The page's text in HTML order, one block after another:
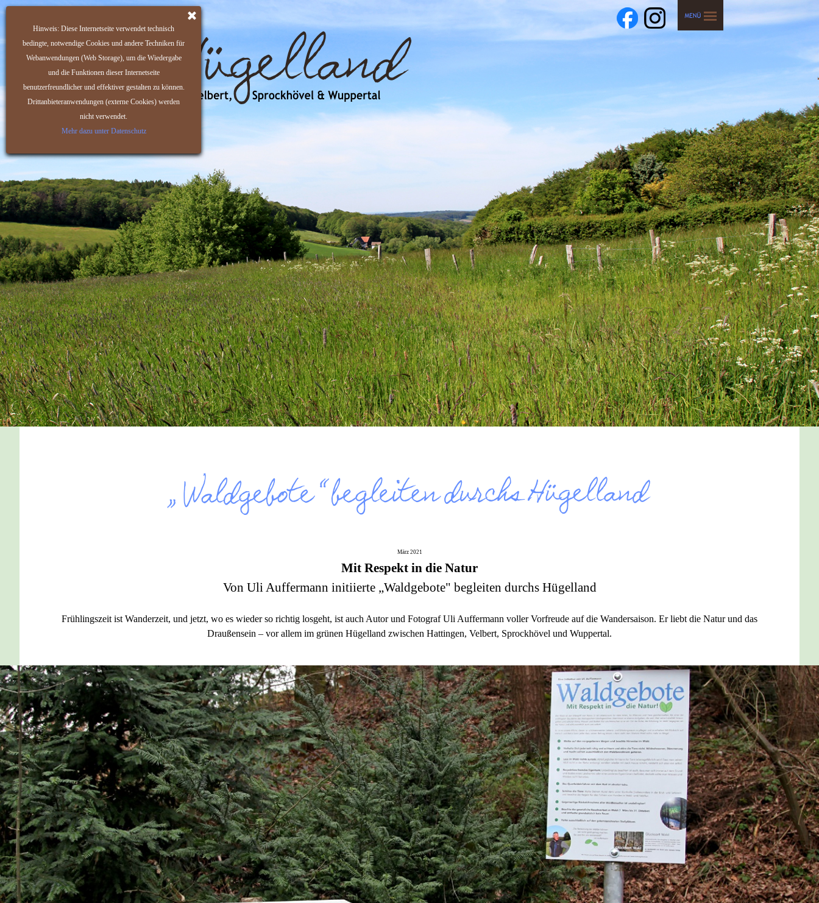
März 2021
Mit Respekt in die Natur
Von Uli Auffermann initiierte „Waldgebote" begleiten durchs Hügelland
Frühlingszeit ist Wanderzeit, und jetzt, wo es wieder so richtig losgeht, ist auch Autor und Fotograf Uli Auffermann voller Vorfreude auf die Wandersaison. Er liebt die Natur und das
Draußensein – vor allem im grünen Hügelland zwischen Hattingen, Velbert, Sprockhövel und Wuppertal.
Hinweis: Diese Internetseite verwendet technisch
bedingte, notwendige Cookies und andere Techniken für
Webanwendungen (Web Storage), um die Wiedergabe
und die Funktionen dieser Internetseite
benutzerfreundlicher und effektiver gestalten zu können.
Drittanbieteranwendungen (externe Cookies) werden
nicht verwendet.
Mehr dazu unter Datenschutz